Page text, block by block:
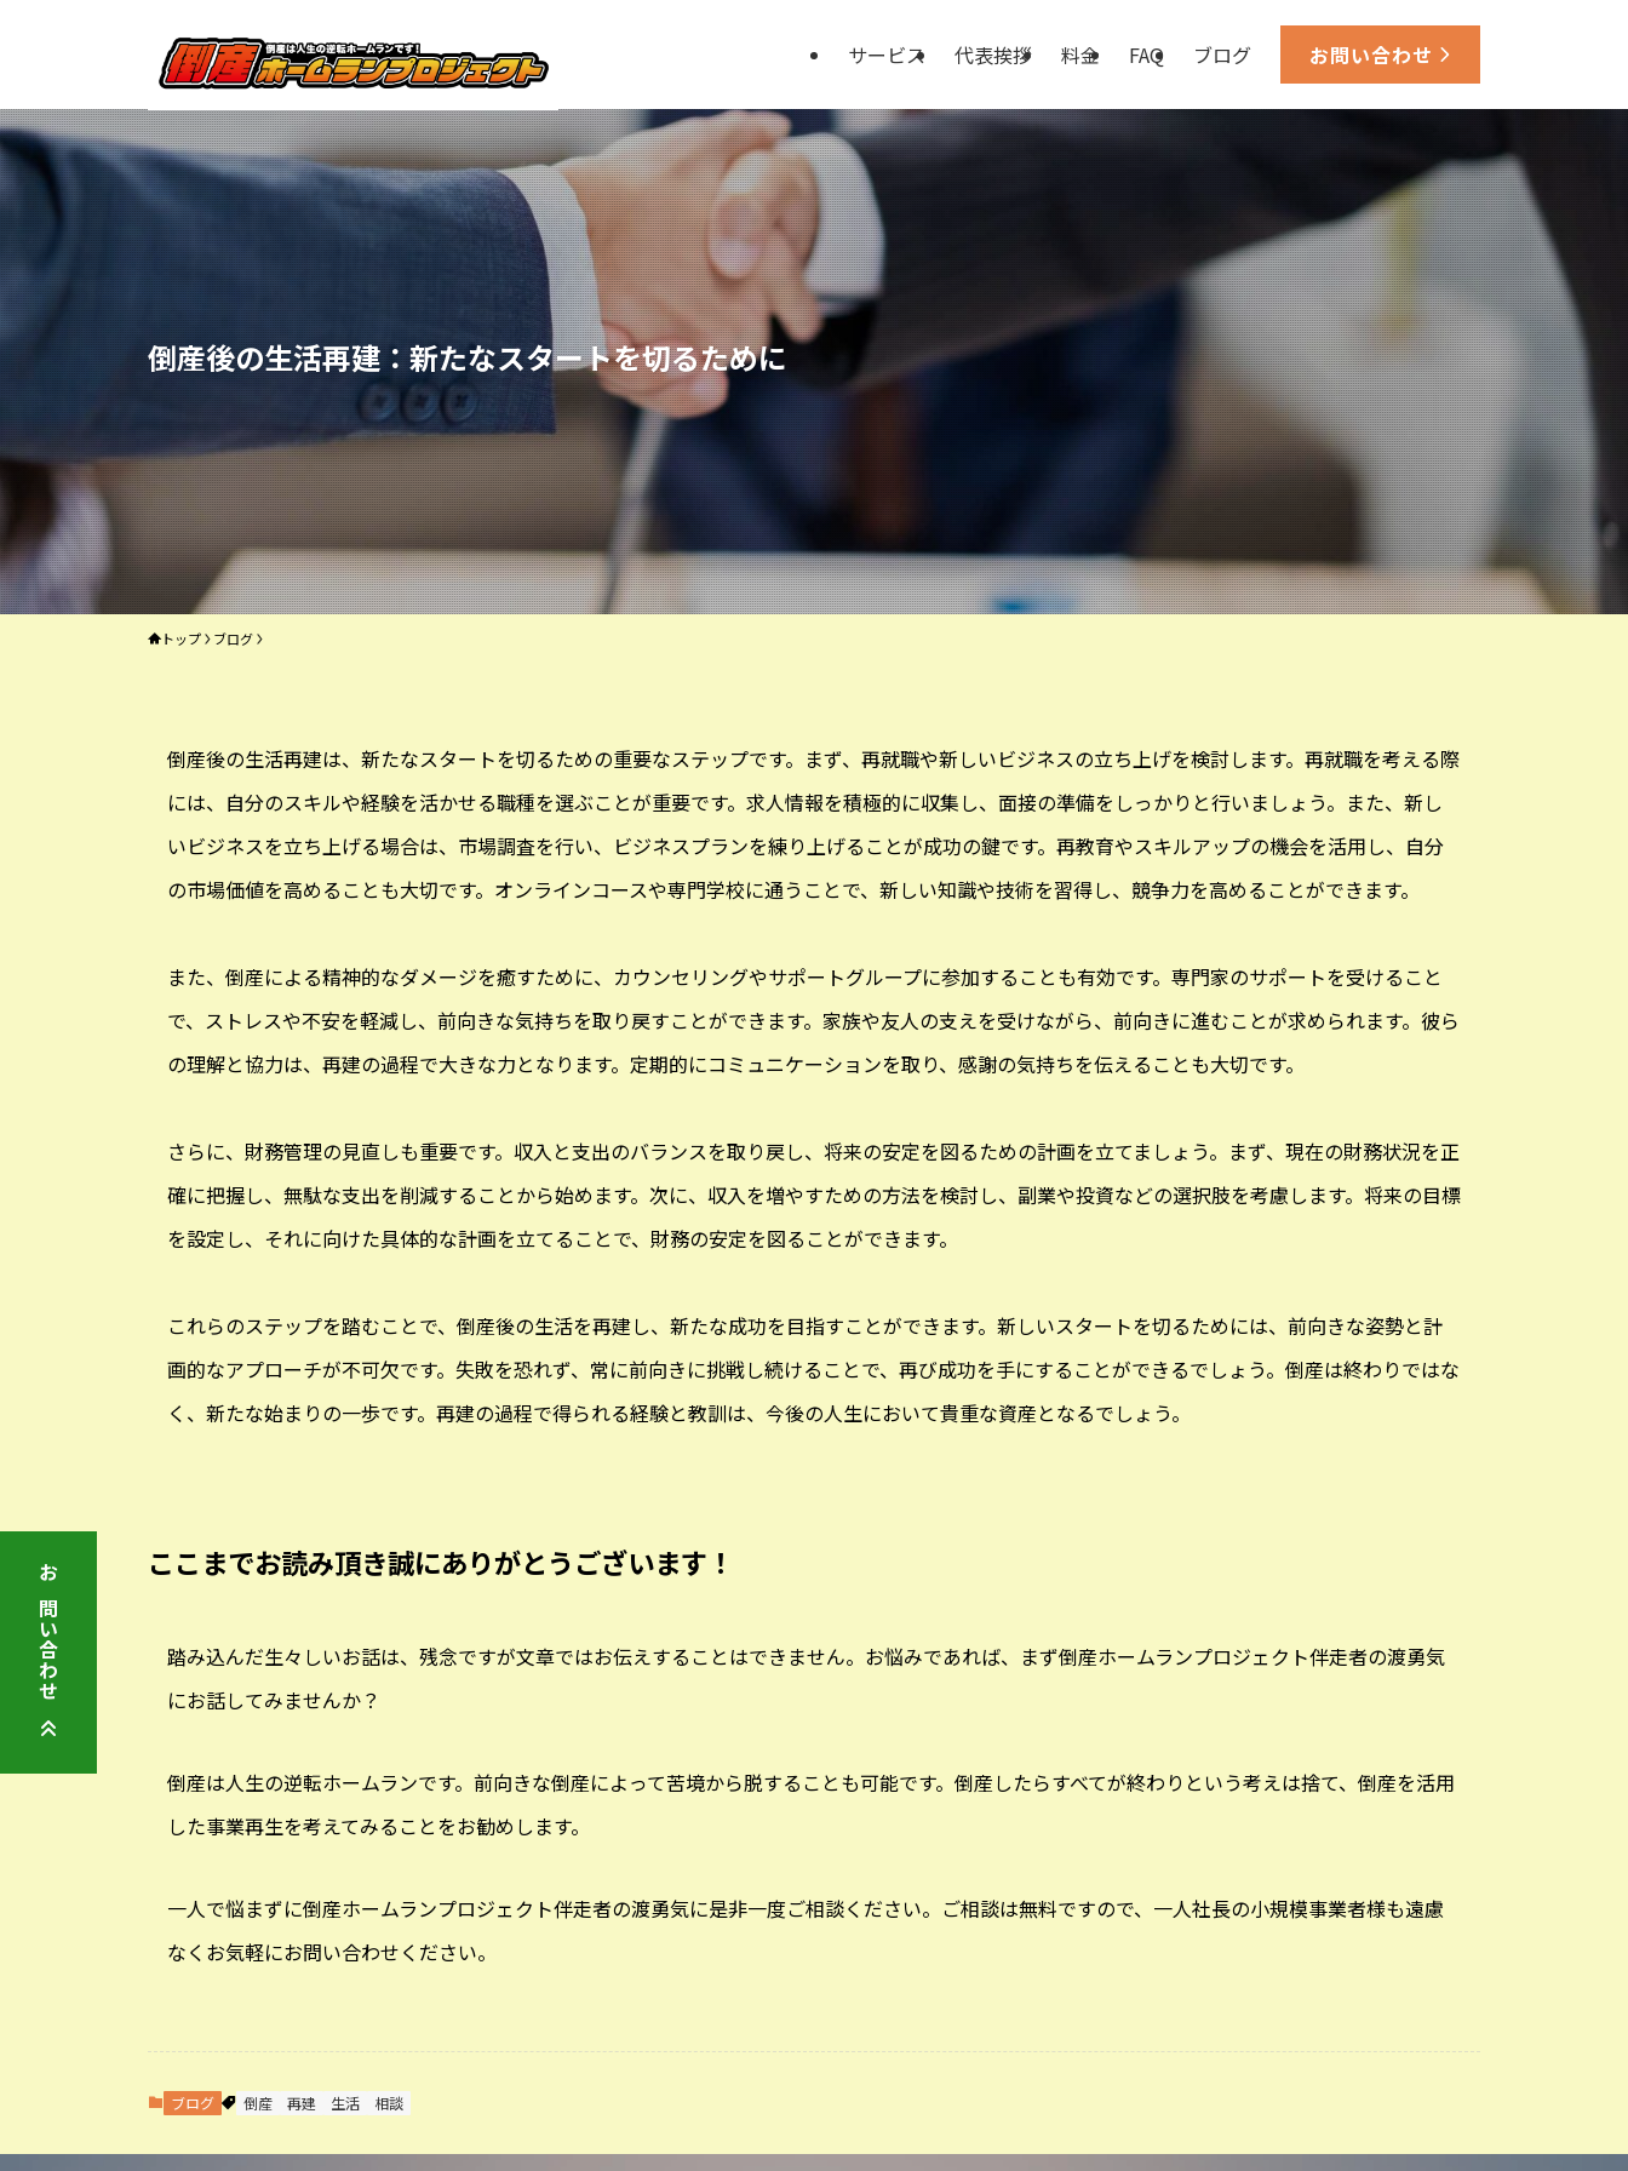
お問い合わせ
サービス 代表挨拶 料金 FAQ ブログ お問い合わせ
倒産後の生活再建：新たなスタートを切るために
トップ ブログ
倒産後の生活再建は、新たなスタートを切るための重要なステップです。まず、再就職や新しいビジネスの立ち上げを検討します。再就職を考える際
には、自分のスキルや経験を活かせる職種を選ぶことが重要です。求人情報を積極的に収集し、面接の準備をしっかりと行いましょう。また、新し
いビジネスを立ち上げる場合は、市場調査を行い、ビジネスプランを練り上げることが成功の鍵です。再教育やスキルアップの機会を活用し、自分
の市場価値を高めることも大切です。オンラインコースや専門学校に通うことで、新しい知識や技術を習得し、競争力を高めることができます。
また、倒産による精神的なダメージを癒すために、カウンセリングやサポートグループに参加することも有効です。専門家のサポートを受けること
で、ストレスや不安を軽減し、前向きな気持ちを取り戻すことができます。家族や友人の支えを受けながら、前向きに進むことが求められます。彼ら
の理解と協力は、再建の過程で大きな力となります。定期的にコミュニケーションを取り、感謝の気持ちを伝えることも大切です。
さらに、財務管理の見直しも重要です。収入と支出のバランスを取り戻し、将来の安定を図るための計画を立てましょう。まず、現在の財務状況を正
確に把握し、無駄な支出を削減することから始めます。次に、収入を増やすための方法を検討し、副業や投資などの選択肢を考慮します。将来の目標
を設定し、それに向けた具体的な計画を立てることで、財務の安定を図ることができます。
これらのステップを踏むことで、倒産後の生活を再建し、新たな成功を目指すことができます。新しいスタートを切るためには、前向きな姿勢と計
画的なアプローチが不可欠です。失敗を恐れず、常に前向きに挑戦し続けることで、再び成功を手にすることができるでしょう。倒産は終わりではな
く、新たな始まりの一歩です。再建の過程で得られる経験と教訓は、今後の人生において貴重な資産となるでしょう。
ここまでお読み頂き誠にありがとうございます！
踏み込んだ生々しいお話は、残念ですが文章ではお伝えすることはできません。お悩みであれば、まず倒産ホームランプロジェクト伴走者の渡勇気
にお話してみませんか？
倒産は人生の逆転ホームランです。前向きな倒産によって苦境から脱することも可能です。倒産したらすべてが終わりという考えは捨て、倒産を活用
した事業再生を考えてみることをお勧めします。
一人で悩まずに倒産ホームランプロジェクト伴走者の渡勇気に是非一度ご相談ください。ご相談は無料ですので、一人社長の小規模事業者様も遠慮
なくお気軽にお問い合わせください。
ブログ 倒産 再建 生活 相談